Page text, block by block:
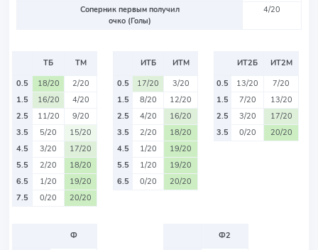
Соперник первым получил
очко (Голы)
4/20
ТБ
ТМ
0.5
18/20
2/20
1.5
16/20
4/20
2.5
11/20
9/20
3.5
5/20
15/20
4.5
3/20
17/20
5.5
2/20
18/20
6.5
1/20
19/20
7.5
0/20 20/20
ИТБ
ИТМ
0.5
17/20
3/20
1.5
8/20
12/20
2.5
4/20
16/20
3.5
2/20
18/20
4.5
1/20
19/20
5.5
1/20
19/20
6.5
0/20 20/20
ИТ2Б
ИТ2М
0.5
13/20
7/20
1.5
7/20
13/20
2.5
3/20
17/20
3.5
0/20 20/20
Ф
Ф2